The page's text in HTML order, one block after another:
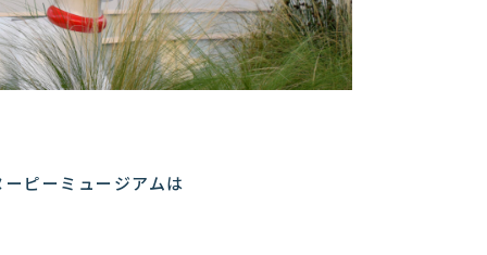
ピーミュージアムは